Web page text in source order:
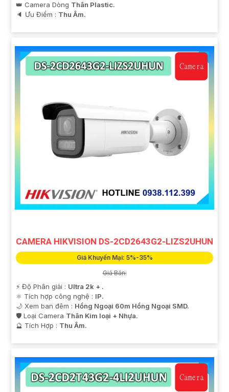
👑 Camera Dòng Thân Plastic.
️🔈 Ưu Điểm : Thu Âm.
CAMERA HIKVISION DS-2CD2643G2-LIZS2UHUN
Giá Khuyến Mại: 5%-35%
Giá Bán:
️⚡ Độ Phân giải : Ultra 2k + .
⚛️ Tích hợp công nghệ : IP.
🌙 Xem ban đêm : Hồng Ngoại 60m Hồng Ngoại SMD.
🛡 Loại Camera Thân Kim loại + Nhựa.
️🔮 Tích Hợp : Thu Âm.